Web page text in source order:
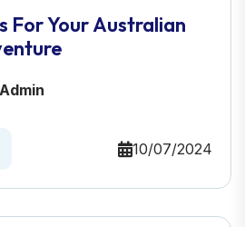
For Your Australian
10/07/2024